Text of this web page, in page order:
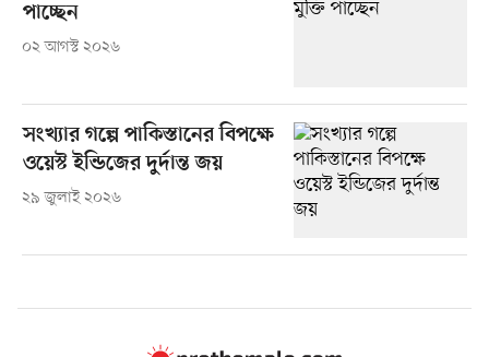
পাচ্ছেন
০২ আগস্ট ২০২৬
সংখ্যার গল্পে পাকিস্তানের বিপক্ষে
ওয়েস্ট ইন্ডিজের দুর্দান্ত জয়
২৯ জুলাই ২০২৬